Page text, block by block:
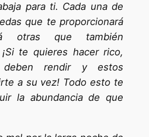
para ti. Cada una de
que te proporcionará
otras que también
te quieres hacer rico,
rendir y estos
a su vez! Todo esto te
la abundancia de que